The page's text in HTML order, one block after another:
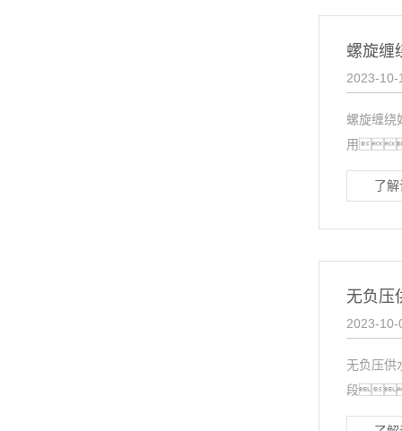
螺旋缠
2023-10-
螺旋缠
用
了
无负
2023-10-
无负压
段